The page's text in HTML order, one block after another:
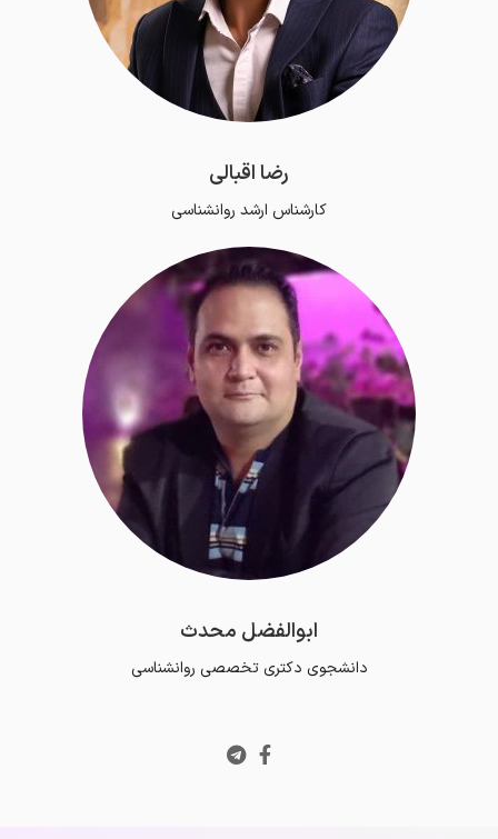
رضا اقبالی
کارشناس ارشد روانشناسی
ابوالفضل محدث
دانشجوی دکتری تخصصی روانشناسی